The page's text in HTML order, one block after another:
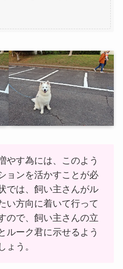
やす為には、このよう
ョンを活かすことが必
では、飼い主さんがル
い方向に着いて行って
ので、飼い主さんの立
ルーク君に示せるよう
ょう。